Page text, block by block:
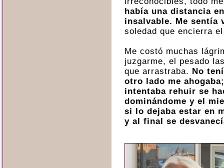
había una distancia
insalvable. Me sentía
soledad que encierra
Me costó muchas
juzgarme, el pesado
que arrastraba. No
otro lado me
intentaba rehuir se
dominándome y el
si lo dejaba estar en
y al final se